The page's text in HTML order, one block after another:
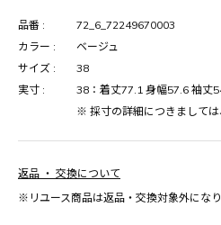
品番 :
72_6_72249670003
カラー :
ベージュ
サイズ :
38
実寸 :
38：着丈77.1 身幅57.6 袖丈
※ 採寸の詳細につきましては
返品 ・ 交換について
※リユース商品は返品・交換対象外になり